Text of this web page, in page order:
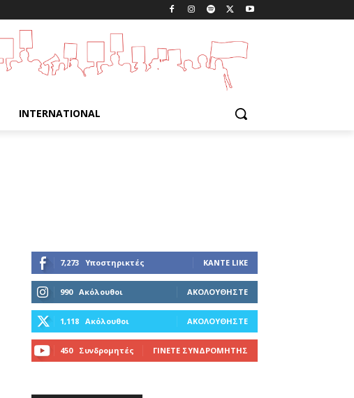
INTERNATIONAL
7,273 Υποστηρικτές ΚΆΝΤΕ LIKE
990 Ακόλουθοι ΑΚΟΛΟΥΘΉΣΤΕ
1,118 Ακόλουθοι ΑΚΟΛΟΥΘΉΣΤΕ
450 Συνδρομητές ΓΊΝΕΤΕ ΣΥΝΔΡΟΜΗΤΉΣ